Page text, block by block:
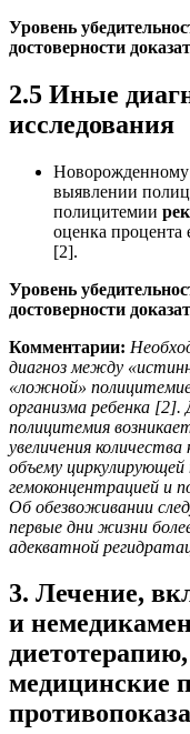
Уровень
достоверности
2.5 Иные
исследования
Новорожденному
выявлении
полицитемии
оценка
[2].
Уровень
достоверности
Комментарии:
диагноз между
«ложной»
организма ребенка [2].
полицитемия
увеличения
объему
гемоконцентрацией и
Об обезвоживании
первые дни жизни
адекватной
3. Лечение,
и
медицинские